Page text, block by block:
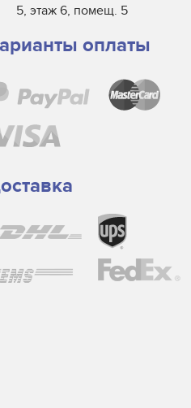
5, этаж 6, помещ. 5
оплаты